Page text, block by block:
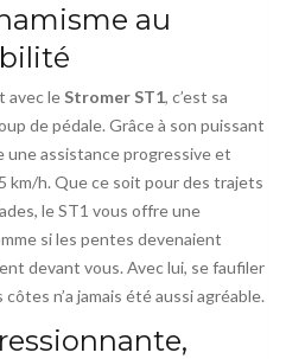
au
avec le Stromer ST1, c’est sa
de pédale. Grâce à son puissant
une assistance progressive et
km/h. Que ce soit pour des trajets
le ST1 vous offre une
si les pentes devenaient
devant vous. Avec lui, se faufiler
n’a jamais été aussi agréable.